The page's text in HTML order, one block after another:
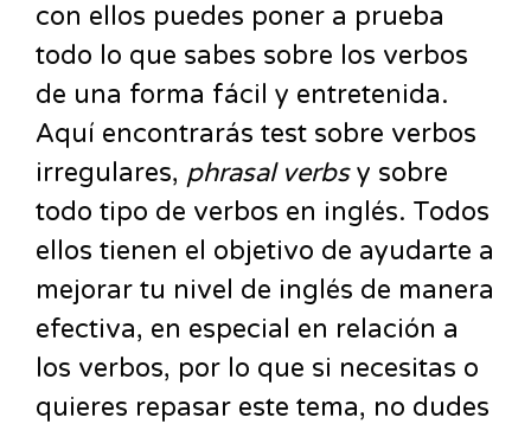
con ellos puedes poner a prueba
todo lo que sabes sobre los verbos
de una forma fácil y entretenida.
Aquí encontrarás test sobre verbos
irregulares, phrasal verbsy sobre
todo tipo de verbos en inglés. Todos
ellos tienen el objetivo de ayudarte a
mejorar tu nivel de inglés de manera
efectiva, en especial en relación a
los verbos, por lo que si necesitas o
quieres repasar este tema, no dudes